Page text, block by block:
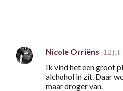
R
Nicole Orriëns 12 juli
Ik vind het een groot
alchohol in zit. Daar
maar droger van.